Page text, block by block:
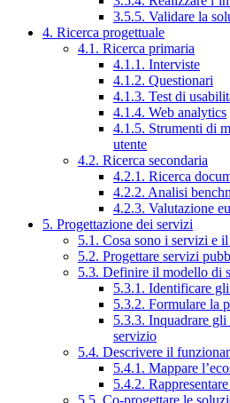
3.5.5. Validare la
4. Ricerca progettuale
4.1. Ricerca primaria
4.1.1. Interviste
4.1.2. Questionari
4.1.3. Test di
4.1.4. Web analytics
4.1.5. Strumenti di
utente
4.2. Ricerca secondaria
4.2.1. Ricerca
4.2.2. Analisi
4.2.3. Valutazione
5. Progettazione dei servizi
5.1. Cosa sono i servizi e
5.2. Progettare servizi
5.3. Definire il modello di
5.3.1. Identificare
5.3.2. Formulare la
5.3.3. Inquadrare
servizio
5.4. Descrivere il
5.4.1. Mappare
5.4.2.
5.5. Co-progettare le